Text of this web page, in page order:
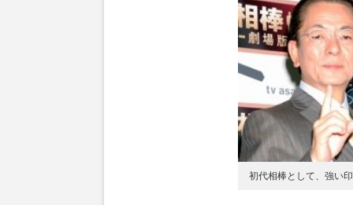
初代相棒として、強い